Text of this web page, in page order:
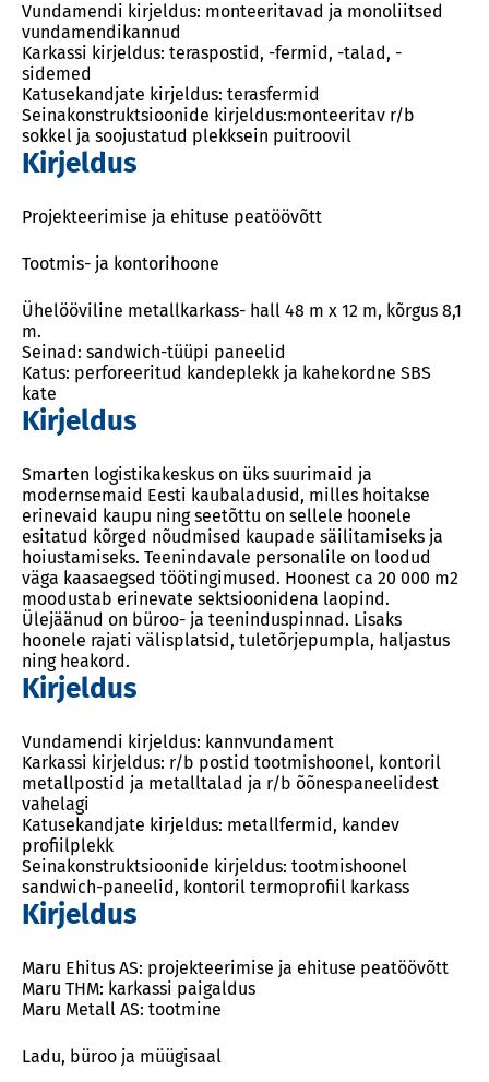
Vundamendi kirjeldus: monteeritavad ja monoliitsed
vundamendikannud
Karkassi kirjeldus: teraspostid, -fermid, -talad, -
sidemed
Katusekandjate kirjeldus: terasfermid
Seinakonstruktsioonide kirjeldus:monteeritav r/b
sokkel ja soojustatud plekksein puitroovil
Kirjeldus
Projekteerimise ja ehituse peatöövõtt
Tootmis- ja kontorihoone
Ühelööviline metallkarkass- hall 48 m x 12 m, kõrgus 8,1
m.
Seinad: sandwich-tüüpi paneelid
Katus: perforeeritud kandeplekk ja kahekordne SBS
kate
Kirjeldus
Smarten logistikakeskus on üks suurimaid ja
modernsemaid Eesti kaubaladusid, milles hoitakse
erinevaid kaupu ning seetõttu on sellele hoonele
esitatud kõrged nõudmised kaupade säilitamiseks ja
hoiustamiseks. Teenindavale personalile on loodud
väga kaasaegsed töötingimused. Hoonest ca 20 000 m2
moodustab erinevate sektsioonidena laopind.
Ülejäänud on büroo- ja teeninduspinnad. Lisaks
hoonele rajati välisplatsid, tuletõrjepumpla, haljastus
ning heakord.
Kirjeldus
Vundamendi kirjeldus: kannvundament
Karkassi kirjeldus: r/b postid tootmishoonel, kontoril
metallpostid ja metalltalad ja r/b õõnespaneelidest
vahelagi
Katusekandjate kirjeldus: metallfermid, kandev
profiilplekk
Seinakonstruktsioonide kirjeldus: tootmishoonel
sandwich-paneelid, kontoril termoprofiil karkass
Kirjeldus
Maru Ehitus AS: projekteerimise ja ehituse peatöövõtt
Maru THM: karkassi paigaldus
Maru Metall AS: tootmine
Ladu, büroo ja müügisaal